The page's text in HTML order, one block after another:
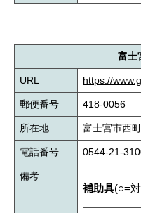
富士
URL https://
郵便番号 418-0056
所在地 富士宮市西
電話番号 0544-21-
備考
補助具(○=